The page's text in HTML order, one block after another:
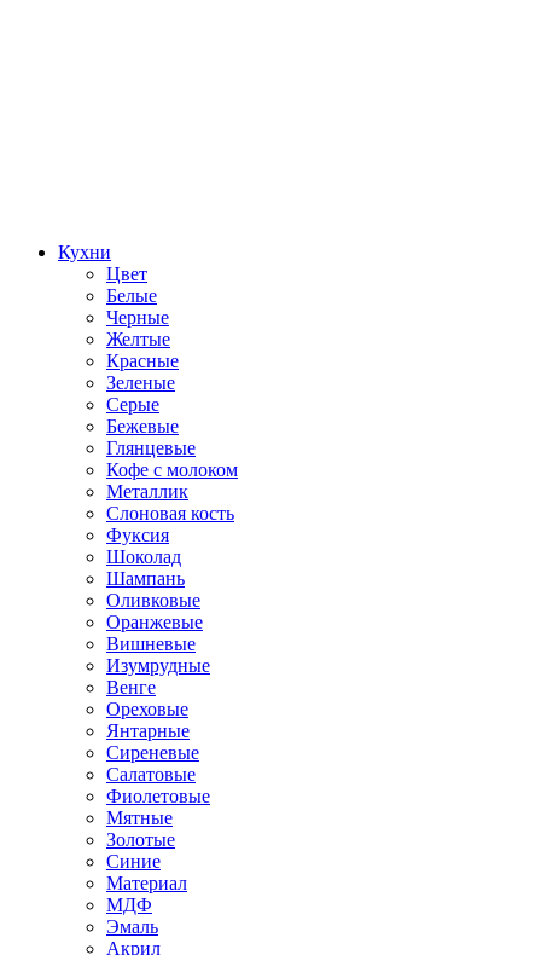
Кухни
Цвет
Белые
Черные
Желтые
Красные
Зеленые
Серые
Бежевые
Глянцевые
Кофе с молоком
Металлик
Слоновая кость
Фуксия
Шоколад
Шампань
Оливковые
Оранжевые
Вишневые
Изумрудные
Венге
Ореховые
Янтарные
Сиреневые
Салатовые
Фиолетовые
Мятные
Золотые
Синие
Материал
МДФ
Эмаль
Акрил